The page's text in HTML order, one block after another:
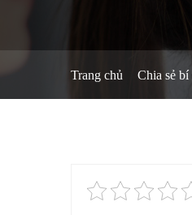
Trang chủ Chia sẻ bí